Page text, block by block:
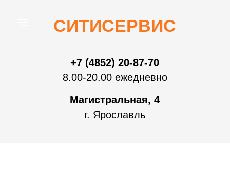
г. Ярославль
СИТИСЕРВИС